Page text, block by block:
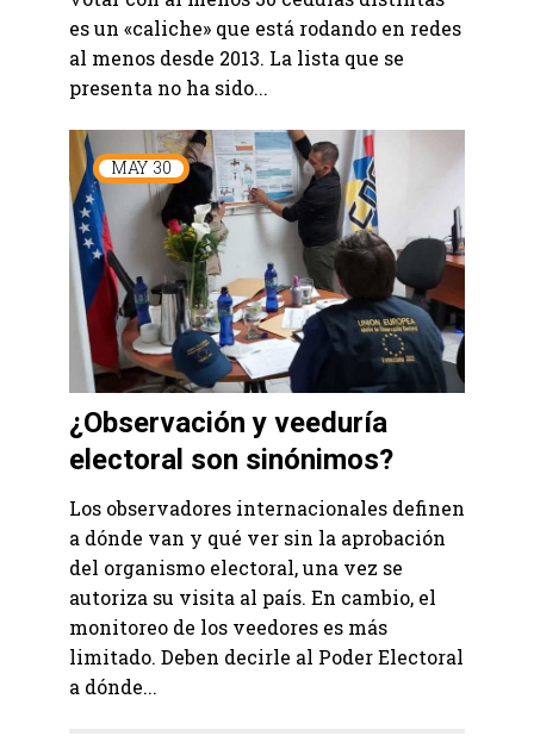
es un «caliche» que está rodando en redes
al menos desde 2013. La lista que se
presenta no ha sido...
MAY 30
¿Observación y veeduría
electoral son sinónimos?
Los observadores internacionales definen
a dónde van y qué ver sin la aprobación
del organismo electoral, una vez se
autoriza su visita al país. En cambio, el
monitoreo de los veedores es más
limitado. Deben decirle al Poder Electoral
a dónde...